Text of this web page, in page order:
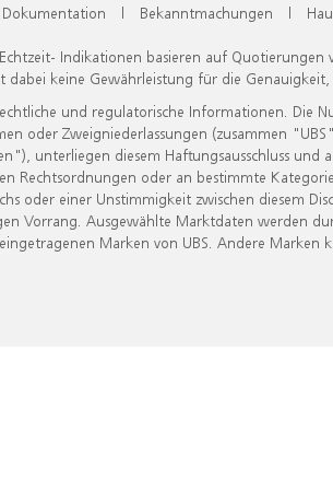
Dokumentation | Bekanntmachungen |
Indikationen basieren auf
dabei keine Gewährleistung für die
und regulatorische Informationen. Die
oder Zweigniederlassungen (zusammen
unterliegen diesem Haftungsausschluss
Rechtsordnungen oder an bestimmte
oder einer Unstimmigkeit zwischen diesem
Vorrang. Ausgewählte Marktdaten werden
Marken von UBS. Andere Marken